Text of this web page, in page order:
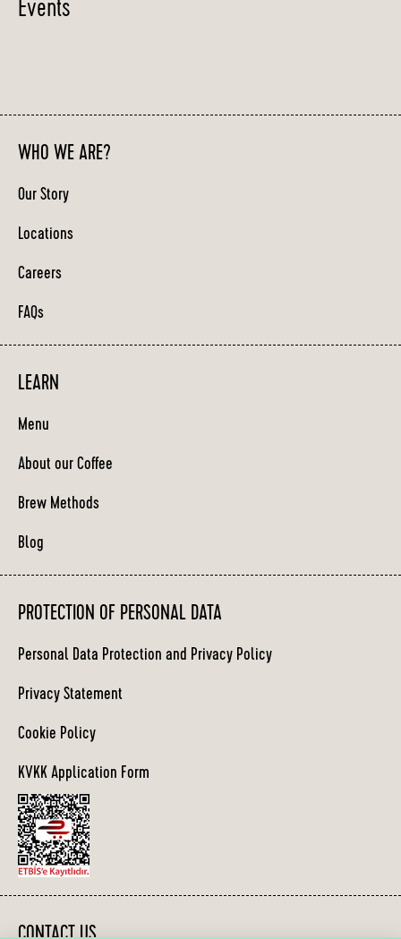
Events
WHO WE ARE?
Our Story
Locations
Careers
FAQs
LEARN
Menu
About our Coffee
Brew Methods
Blog
PROTECTION OF PERSONAL DATA
Personal Data Protection and Privacy Policy
Privacy Statement
Cookie Policy
KVKK Application Form